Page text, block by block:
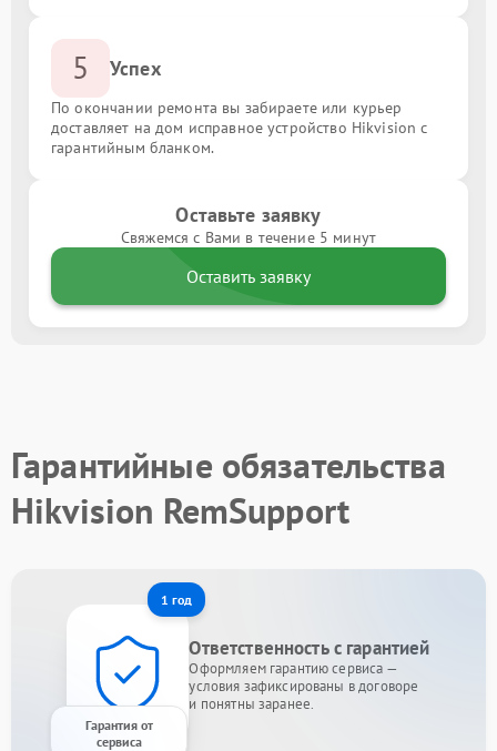
5 Успех
По окончании ремонта вы забираете или курьер
доставляет на дом исправное устройство Hikvision с
гарантийным бланком.
Оставьте заявку
Свяжемся с Вами в течение 5 минут
Оставить заявку
Гарантийные обязательства
Hikvision RemSupport
1 год
Гарантия от
сервиса
Ответственность с гарантией
Оформляем гарантию сервиса —
условия зафиксированы в договоре
и понятны заранее.